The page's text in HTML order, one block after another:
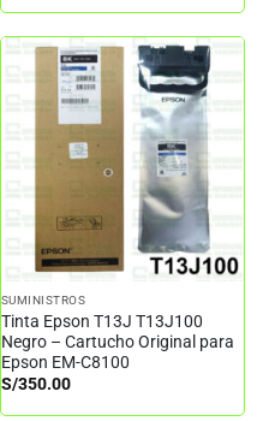
SUMINISTROS
Tinta Epson T13J T13J100
Negro – Cartucho Original para
Epson EM-C8100
S/350.00